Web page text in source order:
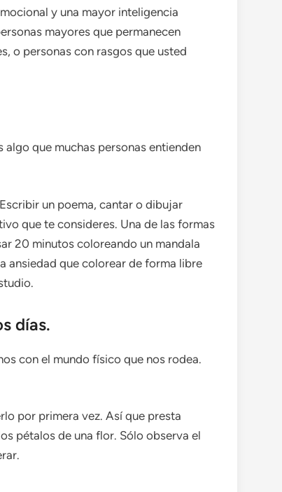
y una mayor inteligencia
mayores que permanecen
o personas con rasgos que usted
que muchas personas entienden
un poema, cantar o dibujar
que te consideres. Una de las formas
20 minutos coloreando un mandala
ansiedad que colorear de forma libre
días.
con el mundo físico que nos rodea.
por primera vez. Así que presta
pétalos de una flor. Sólo observa el